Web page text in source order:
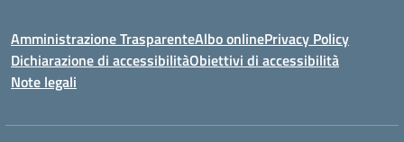
Amministrazione TrasparenteAlbo onlinePrivacy Policy
Dichiarazione di accessibilitàObiettivi di accessibilità
Note legali